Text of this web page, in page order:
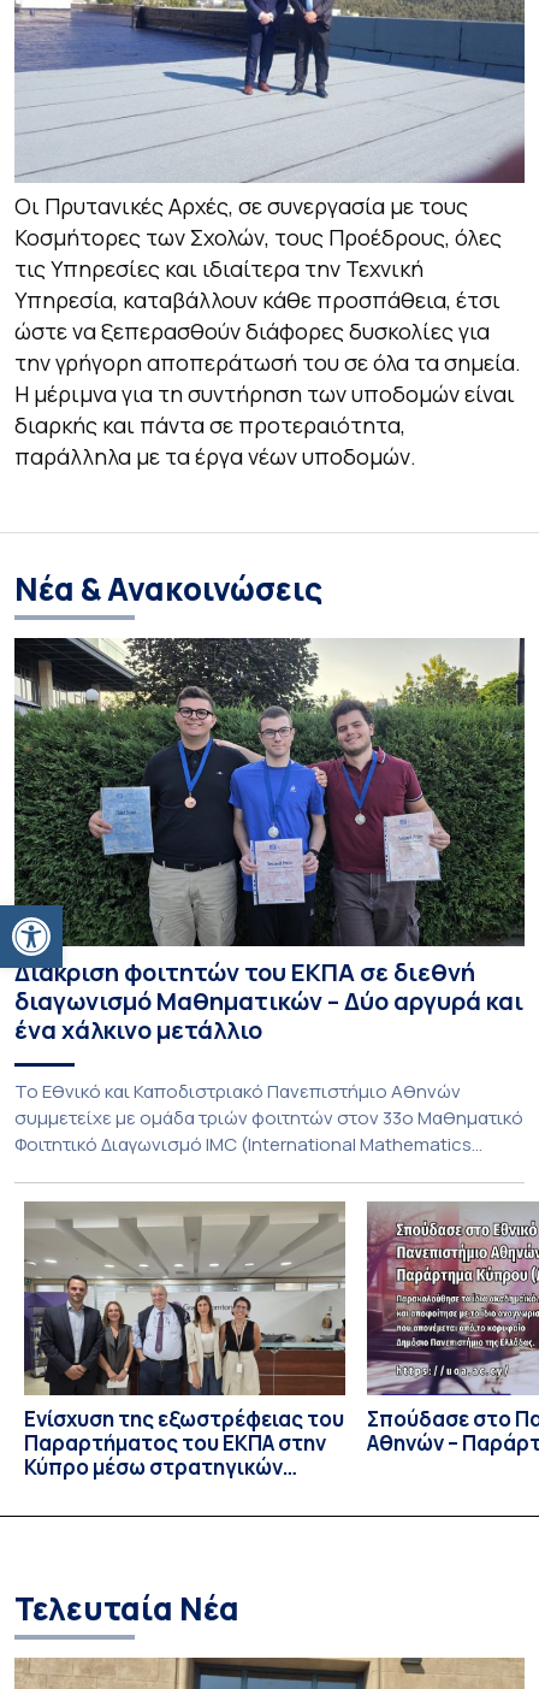
Ανοίξτε τη γραμμή εργαλείων
Οι Πρυτανικές Αρχές, σε συνεργασία με τους
Κοσμήτορες των Σχολών, τους Προέδρους, όλες
τις Υπηρεσίες και ιδιαίτερα την Τεχνική
Υπηρεσία, καταβάλλουν κάθε προσπάθεια, έτσι
ώστε να ξεπερασθούν διάφορες δυσκολίες για
την γρήγορη αποπεράτωσή του σε όλα τα σημεία.
Η μέριμνα για τη συντήρηση των υποδομών είναι
διαρκής και πάντα σε προτεραιότητα,
παράλληλα με τα έργα νέων υποδομών.
Νέα & Ανακοινώσεις
Διάκριση φοιτητών του ΕΚΠΑ σε διεθνή
διαγωνισμό Μαθηματικών – Δύο αργυρά και
ένα χάλκινο μετάλλιο
To Εθνικό και Καποδιστριακό Πανεπιστήμιο Αθηνών
συμμετείχε με ομάδα τριών φοιτητών στον 33ο Μαθηματικό
Φοιτητικό Διαγωνισμό IMC (International Mathematics
Ιουλίου στο Blagoevgrad της Βουλγαρίας. Σε αυτόν
συμμετείχαν 447 φοιτητές εκπροσωπώντας 135
πανεπιστήμια από 46 χώρες. Από την Ελλάδα, συμμετείχαν
επίσης το Εθνικό Μετσόβιο Πολυτεχνείο, το Αριστοτέλειο
Πανεπιστήμιο […]
Ενίσχυση της εξωστρέφειας του
Παραρτήματος του ΕΚΠΑ στην
Κύπρο μέσω στρατηγικών
Σπούδασε στο
Αθηνών –
Τελευταία Νέα